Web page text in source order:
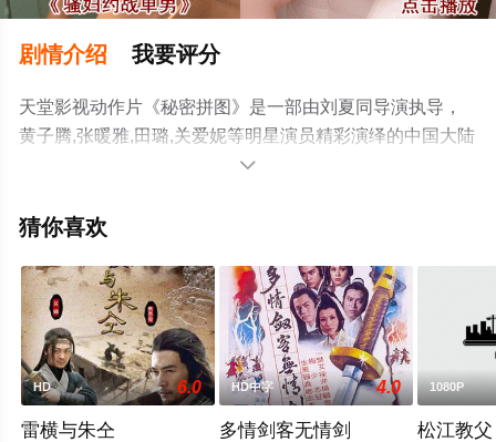
剧情介绍 我要评分
天堂影视动作片《秘密拼图》是一部由刘夏同导演执导，
黄子腾,张暖雅,田璐,关爱妮等明星演员精彩演绎的中国大陆
电影，手机免费观看高清未删减完整版电影大全就上天堂
网等平台了解。

猜你喜欢
HD 6.0
雷横与朱仝
HD中字 4.0
多情剑客无情剑
1080P
松江教父